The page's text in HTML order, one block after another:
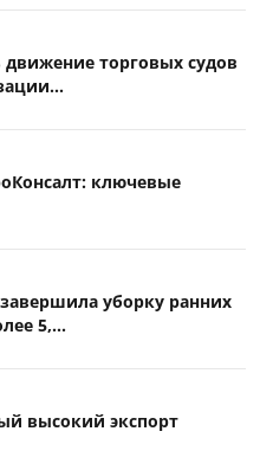
торговых судов
ключевые
уборку ранних
5,...
высокий экспорт